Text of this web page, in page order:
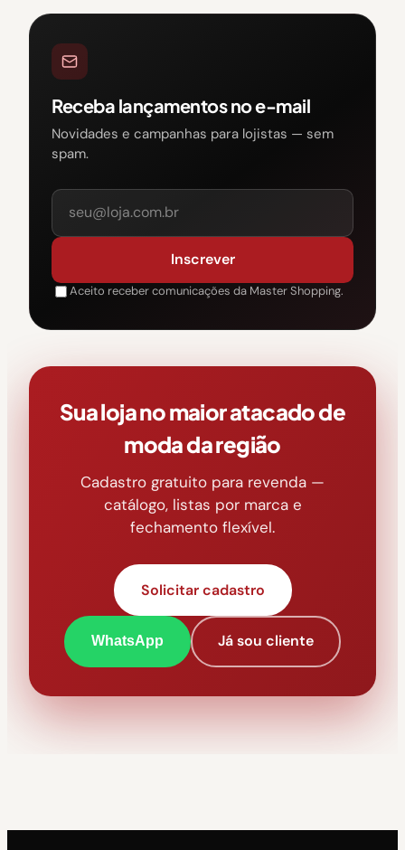
Receba lançamentos no e-mail
Novidades e campanhas para lojistas — sem
spam.
Inscrever
Aceito receber comunicações da Master Shopping.
Sua loja no maior atacado de
moda da região
Cadastro gratuito para revenda —
catálogo, listas por marca e
fechamento flexível.
Solicitar cadastro
WhatsApp Já sou cliente